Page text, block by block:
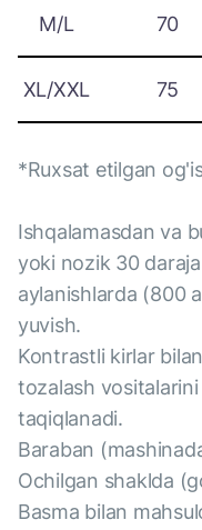
M/L 70
XL/XXL 75
*Ruxsat etilgan
Ishqalamasdan va
yoki nozik 30
aylanishlarda (800
yuvish.
Kontrastli kirlar
tozalash
taqiqlanadi.
Baraban
Ochilgan shaklda
Basma bilan